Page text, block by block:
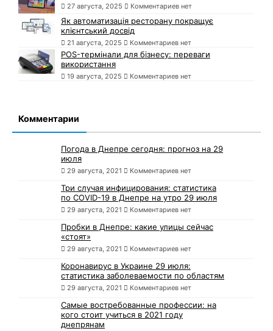
27 августа, 2025 Комментариев нет
Як автоматизація ресторану покращує
клієнтський досвід
21 августа, 2025 Комментариев нет
POS-термінали для бізнесу: переваги
використання
19 августа, 2025 Комментариев нет
Комментарии
Погода в Днепре сегодня: прогноз на 29
июля
29 августа, 2021 Комментариев нет
Три случая инфицирования: статистика
по COVID-19 в Днепре на утро 29 июля
29 августа, 2021 Комментариев нет
Пробки в Днепре: какие улицы сейчас
«стоят»
29 августа, 2021 Комментариев нет
Коронавирус в Украине 29 июля:
статистика заболеваемости по областям
29 августа, 2021 Комментариев нет
Самые востребованные профессии: на
кого стоит учиться в 2021 году
днепрянам